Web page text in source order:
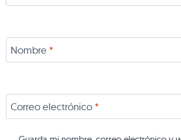
Nombre *
Correo electrónico *